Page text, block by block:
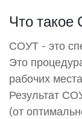
Что
СОУТ - это
Это
рабочих
Результат
(от